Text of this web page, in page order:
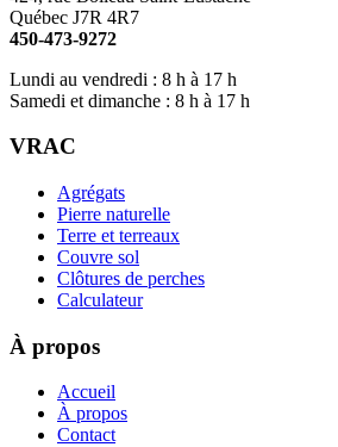
Québec J7R 4R7
450-473-9272
Lundi au vendredi : 8 h à 17 h
Samedi et dimanche : 8 h à 17 h
VRAC
Agrégats
Pierre naturelle
Terre et terreaux
Couvre sol
Clôtures de perches
Calculateur
À propos
Accueil
À propos
Contact